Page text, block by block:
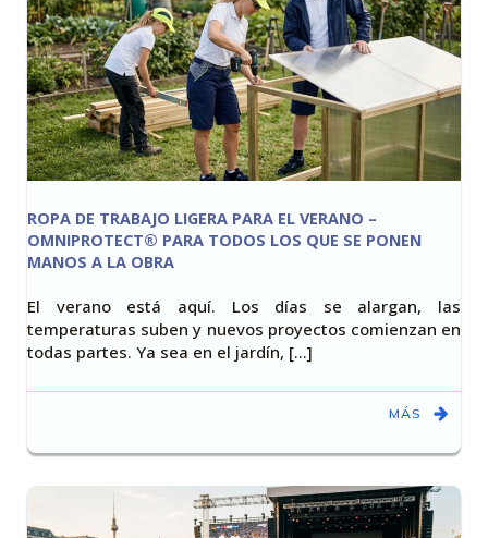
ROPA DE TRABAJO LIGERA PARA EL VERANO –
OMNIPROTECT® PARA TODOS LOS QUE SE PONEN
MANOS A LA OBRA
El verano está aquí. Los días se alargan, las
temperaturas suben y nuevos proyectos comienzan en
todas partes. Ya sea en el jardín, [...]
MÁS